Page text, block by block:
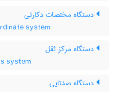
دستگاه مختصات دکارتی
system
دستگاه مرکز ثقل
system
دستگاه صدتایی